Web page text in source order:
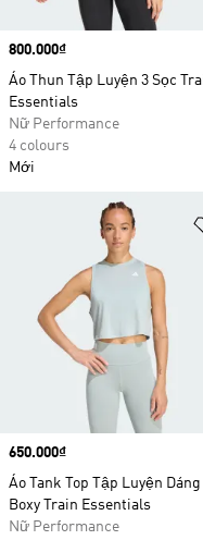
Price
800.000₫
Áo Thun Tập Luyện 3 Sọc
Essentials
Nữ Performance
4 colours
Mới
Price
650.000₫
Áo Tank Top Tập Luyện Dáng
Boxy Train Essentials
Nữ Performance